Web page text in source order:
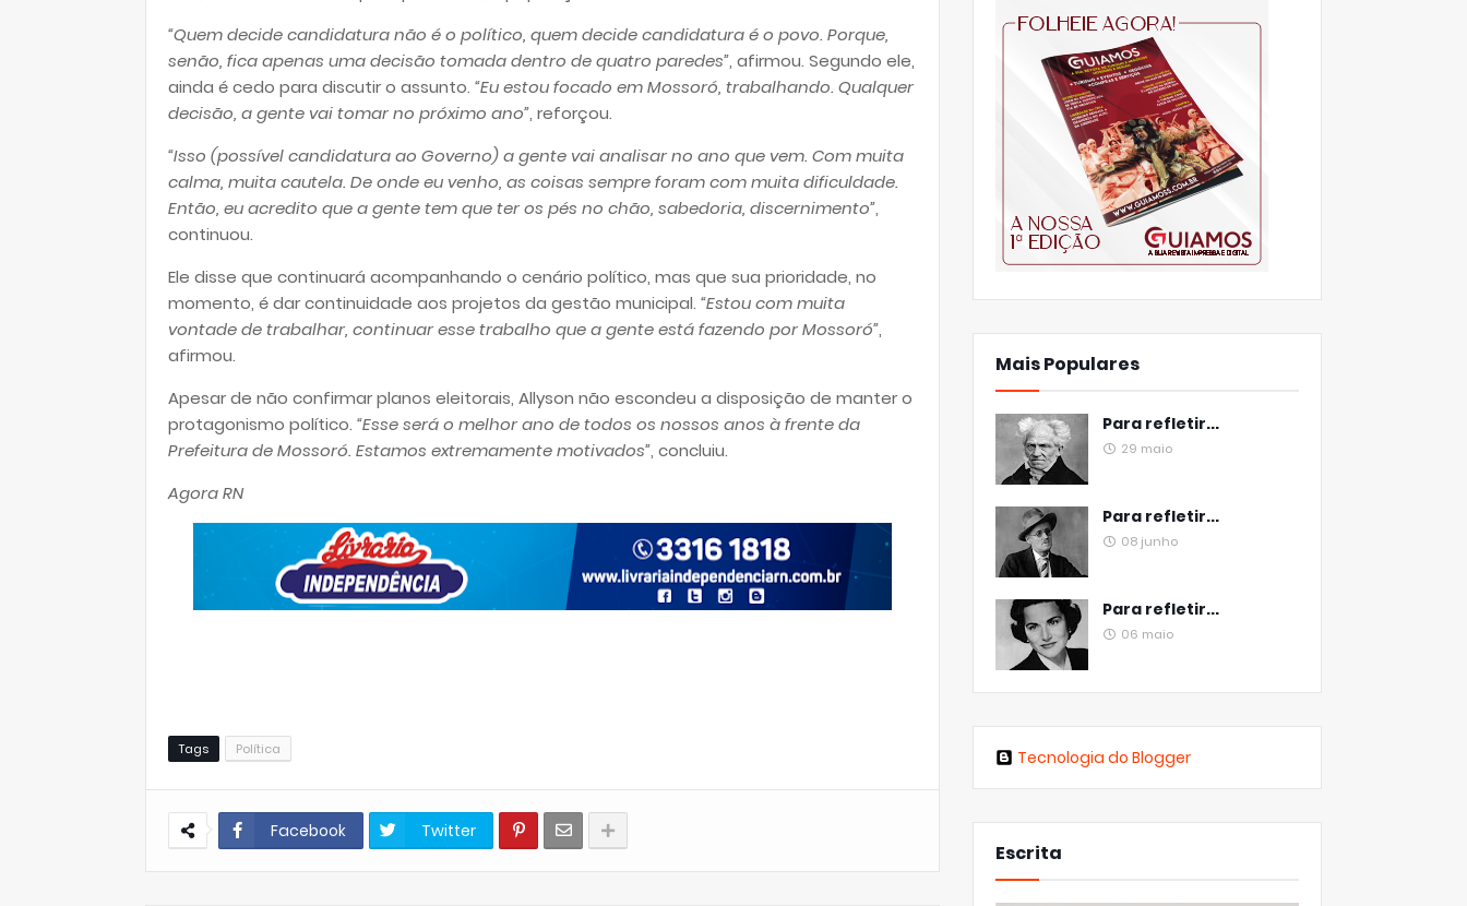
“Quem decide candidatura não é o político, quem decide candidatura é o povo. Porque,
senão, fica apenas uma decisão tomada dentro de quatro paredes”, afirmou. Segundo ele,
ainda é cedo para discutir o assunto. “Eu estou focado em Mossoró, trabalhando. Qualquer
decisão, a gente vai tomar no próximo ano”, reforçou.
“Isso (possível candidatura ao Governo) a gente vai analisar no ano que vem. Com muita
calma, muita cautela. De onde eu venho, as coisas sempre foram com muita dificuldade.
Então, eu acredito que a gente tem que ter os pés no chão, sabedoria, discernimento”,
continuou.
Ele disse que continuará acompanhando o cenário político, mas que sua prioridade, no
momento, é dar continuidade aos projetos da gestão municipal. “Estou com muita
vontade de trabalhar, continuar esse trabalho que a gente está fazendo por Mossoró”,
afirmou.
Apesar de não confirmar planos eleitorais, Allyson não escondeu a disposição de manter o
protagonismo político. “Esse será o melhor ano de todos os nossos anos à frente da
Prefeitura de Mossoró. Estamos extremamente motivados”, concluiu.
Agora RN
Tags Política
Facebook Twitter
Mais Populares
Para refletir...
29 maio
Para refletir...
08 junho
Para refletir...
06 maio
Tecnologia do Blogger
Escrita